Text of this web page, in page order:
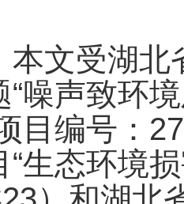
本文受湖
“噪声致环
目编号：
生态环境